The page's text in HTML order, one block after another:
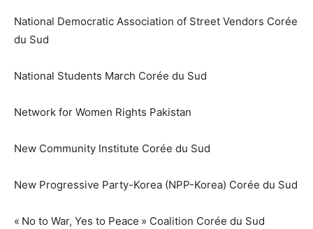
National Democratic Association of Street Vendors Corée
du Sud
National Students March Corée du Sud
Network for Women Rights Pakistan
New Community Institute Corée du Sud
New Progressive Party-Korea (NPP-Korea) Corée du Sud
« No to War, Yes to Peace » Coalition Corée du Sud